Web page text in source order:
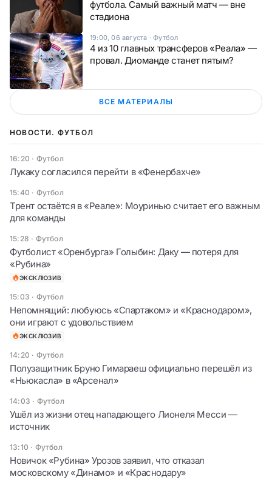
футбола. Самый важный матч — вне
стадиона
19:00, 06 августа ·Футбол
4 из 10 главных трансферов «Реала» —
провал. Диоманде станет пятым?
ВСЕ МАТЕРИАЛЫ
НОВОСТИ. ФУТБОЛ
16:20 · Футбол
Лукаку согласился перейти в «Фенербахче»
15:40 · Футбол
Трент остаётся в «Реале»: Моуринью считает его важным
для команды
15:28 · Футбол
Футболист «Оренбурга» Голыбин: Даку — потеря для
«Рубина»
ЭКСКЛЮЗИВ
15:03 · Футбол
Непомнящий: любуюсь «Спартаком» и «Краснодаром»,
они играют с удовольствием
ЭКСКЛЮЗИВ
14:20 · Футбол
Полузащитник Бруно Гимараеш официально перешёл из
«Ньюкасла» в «Арсенал»
14:03 · Футбол
Ушёл из жизни отец нападающего Лионеля Месси —
источник
13:10 · Футбол
Новичок «Рубина» Урозов заявил, что отказал
московскому «Динамо» и «Краснодару»